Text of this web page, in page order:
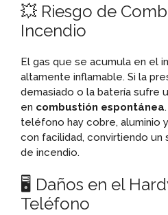
💥 Riesgo de
Incendio
El gas que se acumula en el
altamente inflamable. Si la
demasiado o la batería sufre
en combustión espontánea
teléfono hay cobre, aluminio
con facilidad, convirtiendo un
de incendio.
🖥️ Daños en el
Teléfono